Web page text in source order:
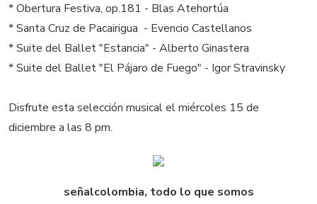
* Obertura Festiva, op.181 - Blas Atehortúa
* Santa Cruz de Pacairigua - Evencio Castellanos
* Suite del Ballet "Estancia" - Alberto Ginastera
* Suite del Ballet "El Pájaro de Fuego" - Igor Stravinsky
Disfrute esta selección musical el miércoles 15 de
diciembre a las 8 pm.
señalcolombia, todo lo que somos